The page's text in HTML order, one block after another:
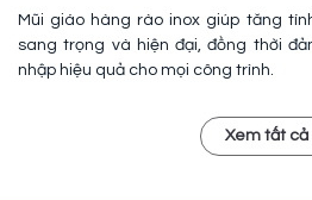
Mũi giáo hàng rào inox giúp tăng
sang trọng và hiện đại, đồng thời
nhập hiệu quả cho mọi công trình.
Xem tất cả